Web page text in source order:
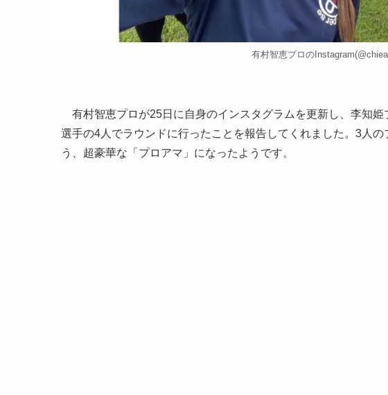
有村智恵プロの
有村智恵プロが25日に自身のインスタグラムを更新し、李知
選手の4人でラウンドに行ったことを報告してくれました。3人
う、超豪華な「プロアマ」になったようです。